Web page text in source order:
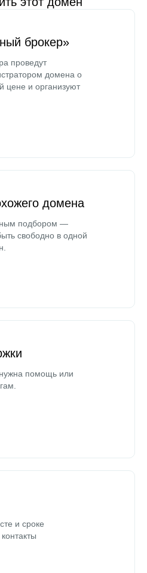
брокер»
проведут
домена о
цене и организуют
домена
подбором —
свободно в одной
помощь или
и сроке